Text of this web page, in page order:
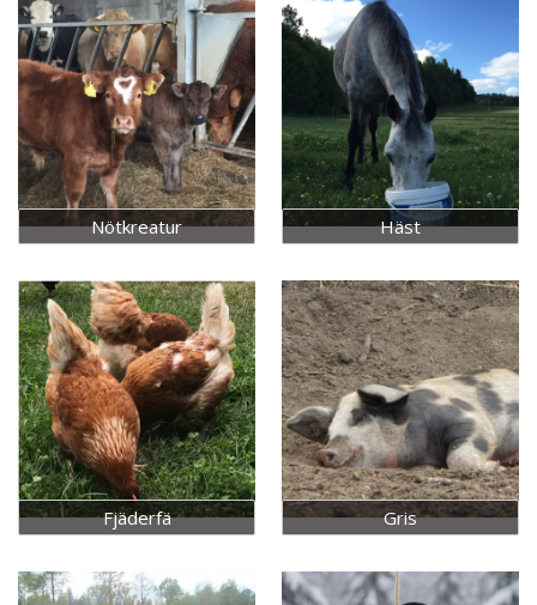
Nötkreatur Häst
Fjäderfä Gris